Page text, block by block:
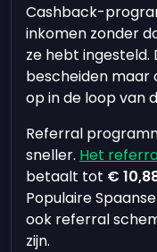
Cashback-
inkomen zonder
ze hebt ingesteld.
bescheiden maar
op in de loop van
Referral
sneller. Het
betaalt tot €
Populaire
ook referral
zijn.